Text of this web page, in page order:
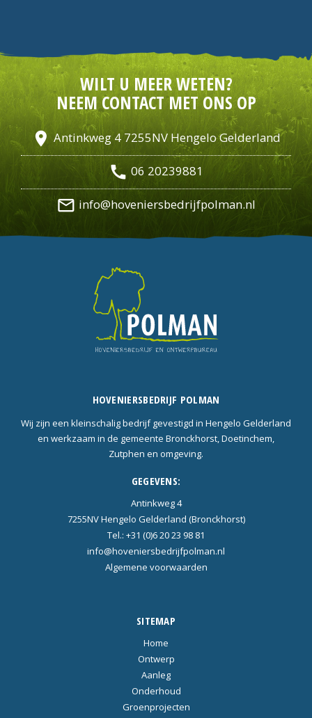
WILT U MEER WETEN?
NEEM CONTACT MET ONS OP
location_on Antinkweg 4 7255NV Hengelo Gelderland
call 06 20239881
mail_outline info@hoveniersbedrijfpolman.nl
HOVENIERSBEDRIJF POLMAN
Wij zijn een kleinschalig bedrijf gevestigd in Hengelo Gelderland
en werkzaam in de gemeente Bronckhorst, Doetinchem,
Zutphen en omgeving.
GEGEVENS:
Antinkweg 4
7255NV Hengelo Gelderland (Bronckhorst)
Tel.: +31 (0)6 20 23 98 81
info@hoveniersbedrijfpolman.nl
Algemene voorwaarden
SITEMAP
Home
Ontwerp
Aanleg
Onderhoud
Groenprojecten